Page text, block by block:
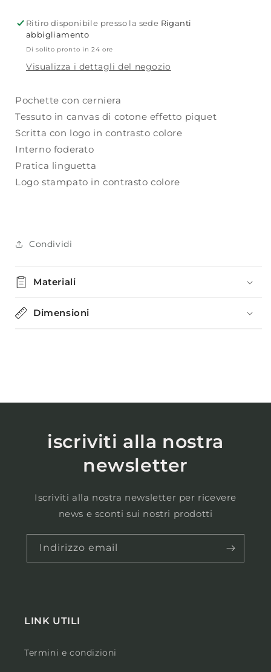
Ritiro disponibile presso la sede Riganti
abbigliamento
Di solito pronto in 24 ore
Visualizza i dettagli del negozio
Pochette con cerniera
Tessuto in canvas di cotone effetto piquet
Scritta con logo in contrasto colore
Interno foderato
Pratica linguetta
Logo stampato in contrasto colore
Condividi
Materiali
Dimensioni
iscriviti alla nostra
newsletter
Iscriviti alla nostra newsletter per ricevere
news e sconti sui nostri prodotti
Indirizzo email
LINK UTILI
Termini e condizioni